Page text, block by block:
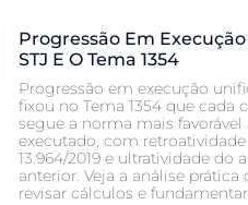
Progressão Em
STJ E O Tema 1354
Progressão em execução
fixou no Tema 1354 que cada
segue a norma mais favorável
executado, com retroatividade
13.964/2019 e ultratividade do
anterior. Veja a análise prática
revisar cálculos e